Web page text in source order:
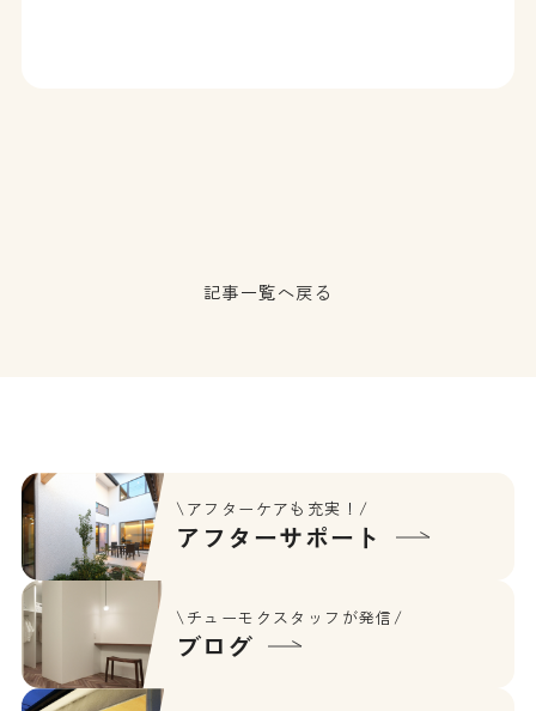
記事一覧へ戻る
\アフターケアも充実！/
アフターサポート
\チューモクスタッフが発信/
ブログ